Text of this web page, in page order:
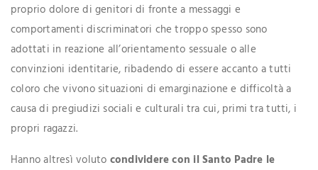
proprio dolore di genitori di fronte a messaggi e
comportamenti discriminatori che troppo spesso sono
adottati in reazione all’orientamento sessuale o alle
convinzioni identitarie, ribadendo di essere accanto a tutti
coloro che vivono situazioni di emarginazione e difficoltà a
causa di pregiudizi sociali e culturali tra cui, primi tra tutti, i
propri ragazzi.
Hanno altresì voluto condividere con il Santo Padre le